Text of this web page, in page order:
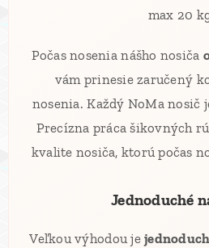
max 20
Počas nosenia nášho nosiča
vám prinesie zaručený
nosenia. Každý NoMa nosič
Precízna práca šikovných
kvalite nosiča, ktorú počas
⚙️ Jednoduché
Veľkou výhodou je